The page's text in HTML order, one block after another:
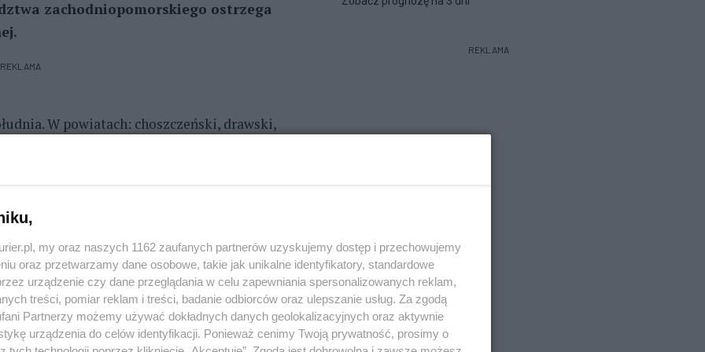
zachodniopomorskiego ostrzega
REKLAMA
W powiatach: choszczeński, drawski,
pyrzycki, stargardzki, Szczecin, szczecinecki
Prognozowane są tu także bardzo silne
wiatru do 70 km/h.
liczyć się do godz. 21. Tu prognoza mówi także
do 35 mm) oraz porywami wiatru do 70 km/h.
REKLAMA
REKLAMA
my oraz naszych 1162 zaufanych partnerów uzyskujemy dostęp i przechowujemy
oraz przetwarzamy dane osobowe, takie jak unikalne identyfikatory, standardowe
urządzenie czy dane przeglądania w celu zapewniania spersonalizowanych reklam,
treści, pomiar reklam i treści, badanie odbiorców oraz ulepszanie usług. Za zgodą
Partnerzy możemy używać dokładnych danych geolokalizacyjnych oraz aktywnie
urządzenia do celów identyfikacji. Ponieważ cenimy Twoją prywatność, prosimy o